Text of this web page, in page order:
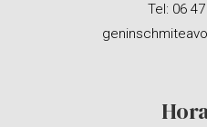
Tel: 06